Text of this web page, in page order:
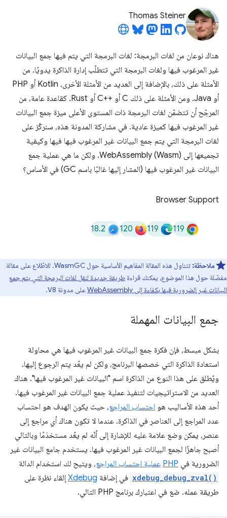
Thomas Steiner
هناك نوعان من لغات البرمجة: لغات البرمجة التي يتم فيها جمع البيانات
غير المرغوب فيها ولغات البرمجة التي تتطلّب إدارة الذاكرة يدويًا. من
الأمثلة على ذلك، بالإضافة إلى العديد من الأمثلة الأخرى، Kotlin أو PHP
أو Java. ومن الأمثلة على ذلك C أو C++‎ أو Rust. كقاعدة عامة، من
المرجّح أن تتضمّن لغات البرمجة ذات المستوى الأعلى ميزة جمع البيانات
غير المرغوب فيها كميزة عادية. في مشاركة المدونة هذه، سنركّز على
لغات البرمجة التي يتم جمع البيانات غير المرغوب فيها فيها وكيفية
تجميعها إلى WebAssembly (Wasm). ولكن ما هي عملية جمع
البيانات غير المرغوب فيها (المشار إليها غالبًا باسم GC) في الأساس؟
Browser Support
119
119
120
18.2
ملاحظة:
تتناول هذه المقالة المفاهيم الأساسية حول WasmGC. للاطّلاع على مقالة
مفصّلة حول هذا الموضوع، يمكنك قراءة طريقة جديدة لنقل لغات البرمجة التي يتم جمع
البيانات غير الضرورية فيها بكفاءة إلى WebAssembly
على مدونة V8.
جمع البيانات المهملة
بشكل مبسط، فإن فكرة جمع البيانات غير المرغوب فيها هي محاولة
استعادة الذاكرة التي خصصها البرنامج، ولكن لم يعُد يتم الرجوع إليها.
ويُطلق على هذا النوع من الذاكرة اسم "البيانات غير المرغوب فيها". هناك
العديد من الاستراتيجيات لتنفيذ عملية جمع البيانات غير المرغوب فيها.
أحد هذه الأساليب هو احتساب المراجع، حيث يكون الهدف هو احتساب
عدد المراجع إلى العناصر في الذاكرة. عندما لا تكون هناك أي مراجع إلى
عنصر، يمكن وضع علامة عليه للإشارة إلى أنّه لم يعُد مستخدَمًا وبالتالي
أصبح جاهزًا لجمع البيانات غير المرغوب فيها. يستخدم جامع البيانات غير
الضرورية في PHP عملية احتساب المراجع، ويتيح لك استخدام الدالة
xdebug_debug_zval() في إضافة Xdebug إلقاء نظرة على
طريقة عمله. ضع في اعتبارك برنامج PHP التالي.